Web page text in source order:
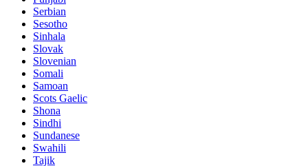
Serbian
Sesotho
Sinhala
Slovak
Slovenian
Somali
Samoan
Scots Gaelic
Shona
Sindhi
Sundanese
Swahili
Tajik